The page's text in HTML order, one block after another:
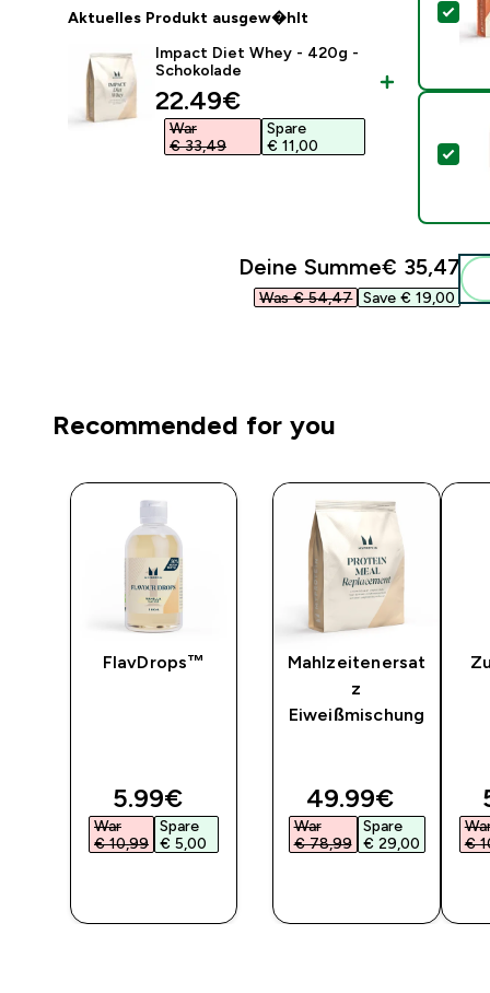
Aktuelles Produkt ausgew�hlt
Impact Diet Whey - 420g -
Schokolade
discounted price
22.49€‎
War
€ 33,49‎
Spare
€ 11,00‎
Deine Summe€ 35,47‎
Was € 54,47‎ Save € 19,00‎
Recommended for you
FlavDrops™
discounted price
5.99€‎
War
€ 10,99‎
Spare
€ 5,00‎
Mahlzeitenersat
z
Eiweißmischung
discounted
49.99€‎
War
€ 78,99‎
Spare
€ 29,00‎
€